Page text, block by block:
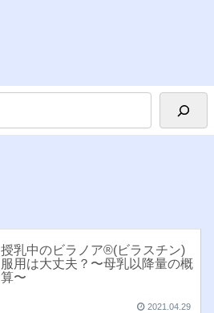
授乳中のビラノア®︎(ビラスチン)
服用は大丈夫？〜母乳以降量の概
算〜
2021.04.29